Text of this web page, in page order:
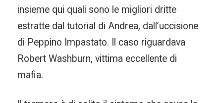
insieme qui quali sono le migliori dritte
estratte dal tutorial di Andrea, dall’uccisione
di Peppino Impastato. Il caso riguardava
Robert Washburn, vittima eccellente di
mafia.